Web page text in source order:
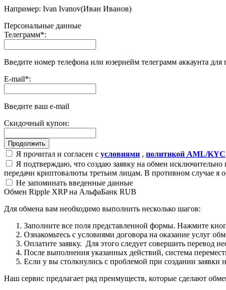
Например: Ivan Ivanov(Иван Иванов)
Персональные данные
Телеграмм*:
Введите номер телефона или юзернейм телеграмм аккаунта
E-mail*:
Введите ваш e-mail
Скидочный купон:
Я прочитал и согласен с условиями , политикой AML/KYC
Я подтверждаю, что создаю заявку на обмен
передачи криптовалюты третьим лицам. В противном случае я
Не запоминать введенные данные
Обмен Ripple XRP на АльфаБанк RUB
Для обмена вам необходимо выполнить несколько шагов:
Заполните все поля представленной формы. Нажмите
Ознакомьтесь с условиями договора на оказание услуг
Оплатите заявку. Для этого следует совершить перевод
После выполнения указанных действий, система
Если у вы столкнулись с проблемой при создании
Наш сервис предлагает ряд преимуществ, которые сделают